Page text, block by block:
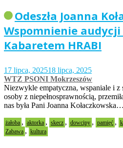
Odeszła Joanna
Wspomnienie
Kabaretem HRABI
17 lipca, 202518 lipca, 2025
WTZ PSONI Mokrzeszów
Niezwykle empatyczna, wspaniale i z
osoby z niepełnosprawnością,
nas była Pani Joanna
żałoba , aktorka , skecz , dowcipy , pamięć ,
Zabawa , kultura